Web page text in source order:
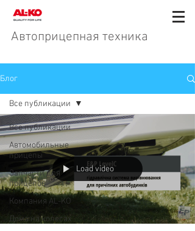
Автоприцепная техника
Блог
Все публикации
Автомобильные
прицепы
Запчасти для
прицепов
Компания AL-KO
Дома на колесах
Все публикации
Load video